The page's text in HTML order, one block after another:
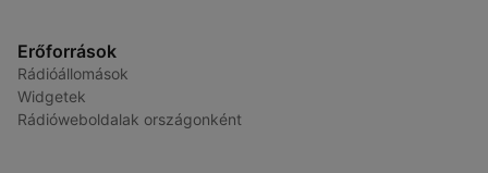
Erőforrások
Rádióállomások
Widgetek
Rádióweboldalak országonként